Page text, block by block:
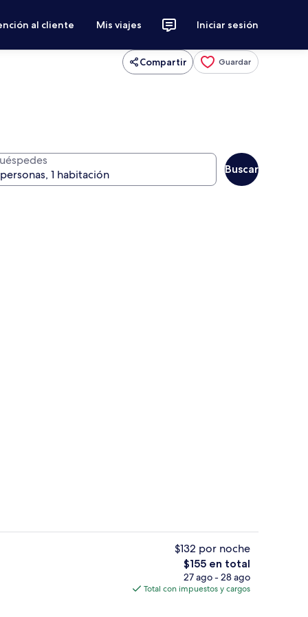
al cliente Mis viajes Iniciar sesión
Compartir Guardar
Buscar
para parejas, sauna y tina de hidromasaje2 albercas techadas y camastros
$132 por noche
El
precio
total
$155 en total
27 ago - 28 ago
Total con impuestos y cargos